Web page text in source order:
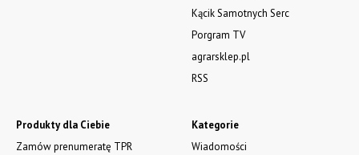
Kategorie
Wiadomości
Produkty dla Ciebie
Zamów prenumeratę TPR
Kącik Samotnych Serc
Porgram TV
agrarsklep.pl
RSS